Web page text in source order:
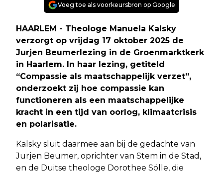
Voeg toe als voorkeursbron op Google
HAARLEM - Theologe Manuela Kalsky
verzorgt op vrijdag 17 oktober 2025 de
Jurjen Beumerlezing in de Groenmarktkerk
in Haarlem. In haar lezing, getiteld
“Compassie als maatschappelijk verzet”,
onderzoekt zij hoe compassie kan
functioneren als een maatschappelijke
kracht in een tijd van oorlog, klimaatcrisis
en polarisatie.
Kalsky sluit daarmee aan bij de gedachte van
Jurjen Beumer, oprichter van Stem in de Stad,
en de Duitse theologe Dorothee Sölle, die